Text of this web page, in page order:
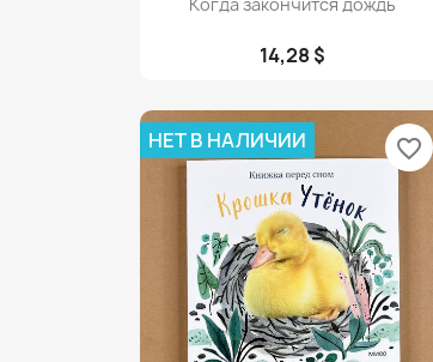
14,28 $
НЕТ В НАЛИЧИИ favorite_border